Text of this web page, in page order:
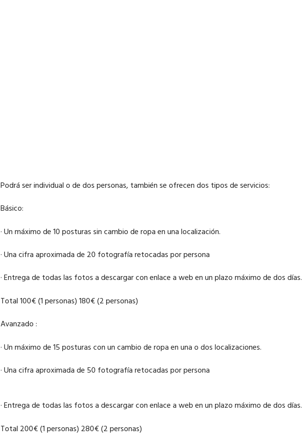
Podrá ser individual o de dos personas, también se ofrecen dos tipos de servicios:
Básico:
· Un máximo de 10 posturas sin cambio de ropa en una localización.
· Una cifra aproximada de 20 fotografía retocadas por persona
· Entrega de todas las fotos a descargar con enlace a web en un plazo máximo de dos días.
Total 100€ (1 personas) 180€ (2 personas)
Avanzado :
· Un máximo de 15 posturas con un cambio de ropa en una o dos localizaciones.
· Una cifra aproximada de 50 fotografía retocadas por persona
· Entrega de todas las fotos a descargar con enlace a web en un plazo máximo de dos días.
Total 200€ (1 personas) 280€ (2 personas)